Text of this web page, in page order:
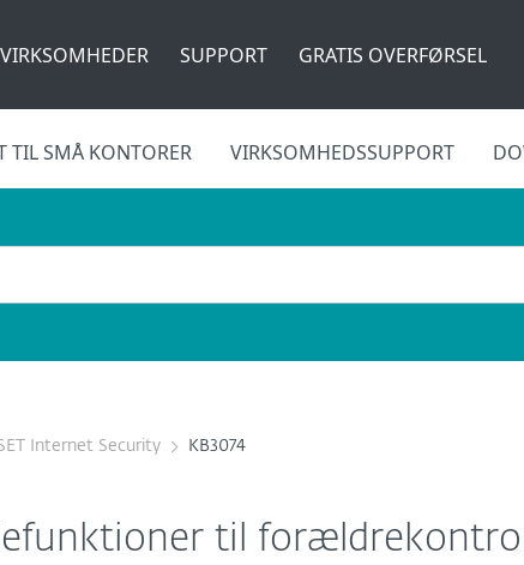
SUPPORT GRATIS OVERFØRSEL
TIL SMÅ KONTORER VIRKSOMHEDSSUPPORT
Internet Security KB3074
til forældrekontrol